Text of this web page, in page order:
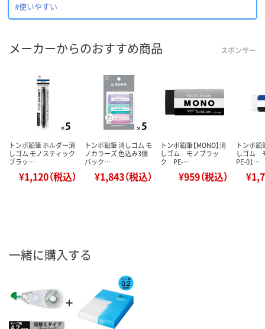
#使いやすい
メーカーからのおすすめ商品 スポンサー
トンボ鉛筆 ホルダー消
しゴム モノスティック
ブラッ…
¥1,120（税込）
トンボ鉛筆 消しゴム モ
ノカラーズ 色込み3個
パック…
¥1,843（税込）
トンボ鉛筆【MONO】消
しゴム モノブラッ
ク PE-…
¥959（税込）
トンボ鉛
しゴ
PE-01…
一緒に購入する